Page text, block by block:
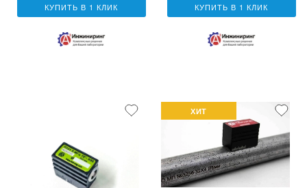
КУПИТЬ В 1 КЛИК КУПИТЬ В 1 КЛИК
ХИТ